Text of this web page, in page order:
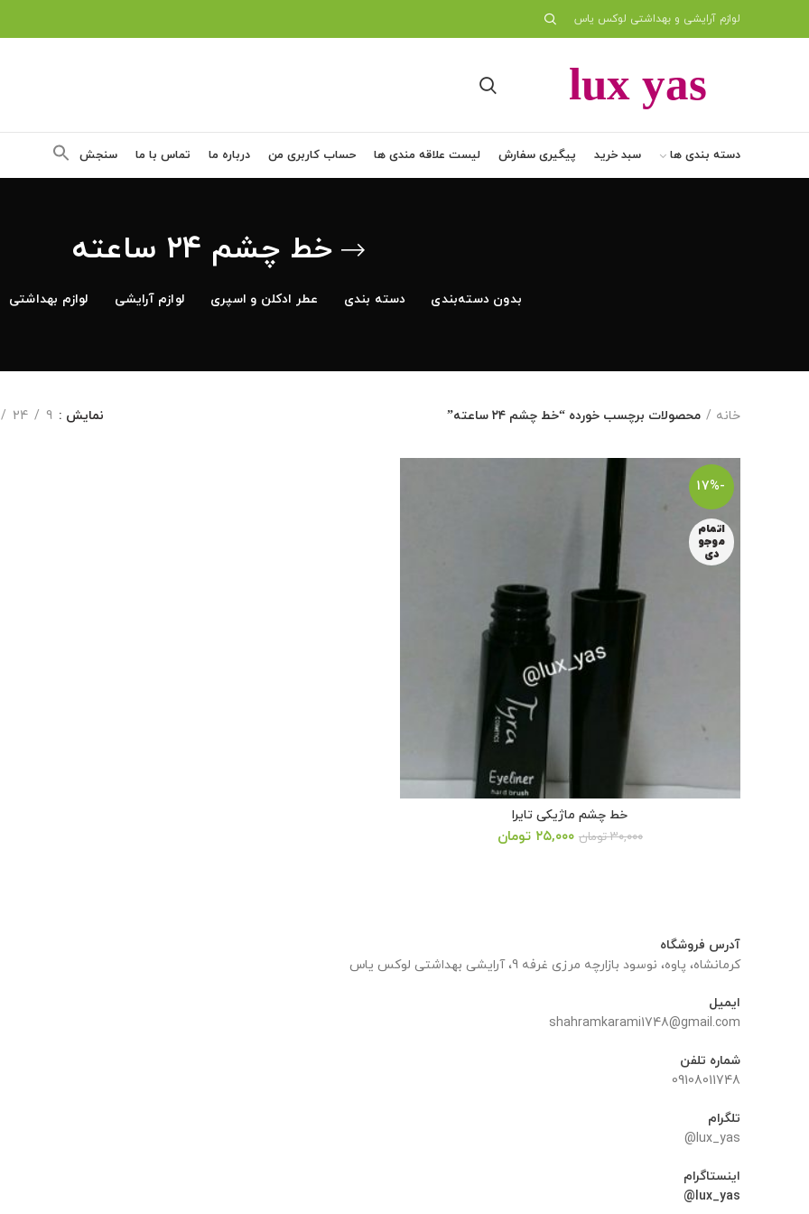
لوازم آرایشی و بهداشتی لوکس یاس
دسته بندی ها سبد خرید پیگیری سفارش لیست علاقه مندی ها حساب کاربری من درباره ما تماس با ما سنجش
خط چشم ۲۴ ساعته
بدون دسته‌بندی دسته بندی عطر ادکلن و اسپری لوازم آرایشی لوازم بهداشتی
خانه محصولات برچسب خورده “خط چشم ۲۴ ساعته” نمایش 9
24
-17%
اتمام
موجو
دی
خط چشم ماژیکی تایرا
۳۰,۰۰۰ تومان قیمت
۲۵,۰۰۰ تومان
آدرس فروشگاه
کرمانشاه، پاوه، نوسود بازارچه مرزی غرفه 9، آرایشی بهداشتی لوکس یاس
ایمیل
shahramkarami1748@gmail.com
شماره تلفن
09108011748
تلگرام
lux_yas@
اینستاگرام
lux_yas@